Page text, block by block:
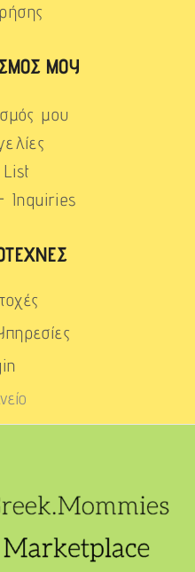
ΜΟΥ
μου
Inquiries